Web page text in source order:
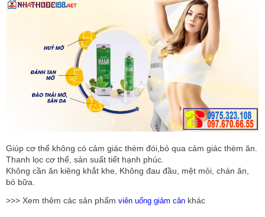
Giúp cơ thể không có cảm giác thèm đói,bỏ qua cảm giác thèm ăn.
Thanh lọc cơ thể, sản suất tiết hạnh phúc.
Không cần ăn kiêng khắt khe, Không đau đầu, mệt mỏi, chán ăn,
bỏ bữa.
>>> Xem thêm các sản phẩm viên uống giảm cân khác